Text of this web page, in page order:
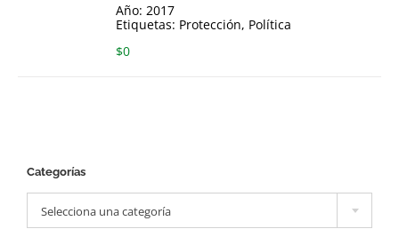
Año: 2017
Etiquetas: Protección, Política
$0
Categorías
Selecciona una categoría